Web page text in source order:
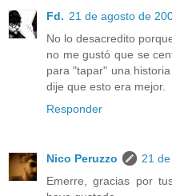
Fd. 21 de agosto de
No lo desacredito
no me gustó que se
para "tapar" una
dije que esto era mejor.
Responder
Nico Peruzzo
21
Emerre, gracias por